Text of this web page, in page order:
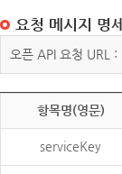
요청 메시지 명세
오픈 API 요청
항목명(영문)
serviceKey